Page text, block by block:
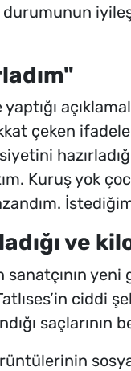
durumunun
çeken
Kuruş yok
ve
yeni
ciddi
saçlarının